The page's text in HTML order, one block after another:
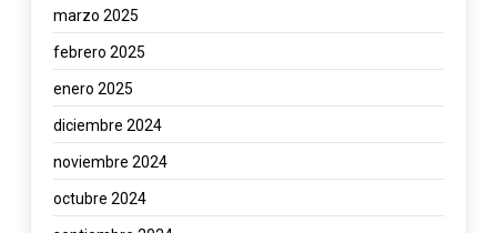
marzo 2025
febrero 2025
enero 2025
diciembre 2024
noviembre 2024
octubre 2024